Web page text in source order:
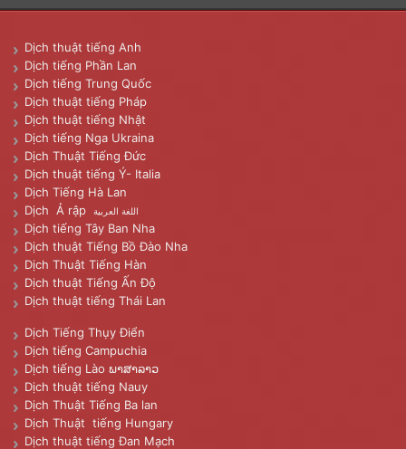
Dịch thuật tiếng Anh
Dịch tiếng Phần Lan
Dịch tiếng Trung Quốc
Dịch thuật tiếng Pháp
Dịch thuật tiếng Nhật
Dịch tiếng Nga Ukraina
Dịch Thuật Tiếng Đức
Dịch thuật tiếng Ý- Italia
Dịch Tiếng Hà Lan
Dịch Ả rập
اللغة العربية
Dịch tiếng Tây Ban Nha
Dịch thuật Tiếng Bồ Đào Nha
Dịch Thuật Tiếng Hàn
Dịch thuật Tiếng Ấn Độ
Dịch thuật tiếng Thái Lan
Dịch Tiếng Thụy Điển
Dịch tiếng Campuchia
Dịch tiếng Lào ພາສາລາວ
Dịch thuật tiếng Nauy
Dịch Thuật Tiếng Ba lan
Dịch Thuật tiếng Hungary
Dịch thuật tiếng Đan Mạch